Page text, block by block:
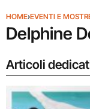
HOME›EVENTI E
Delphine
Articoli